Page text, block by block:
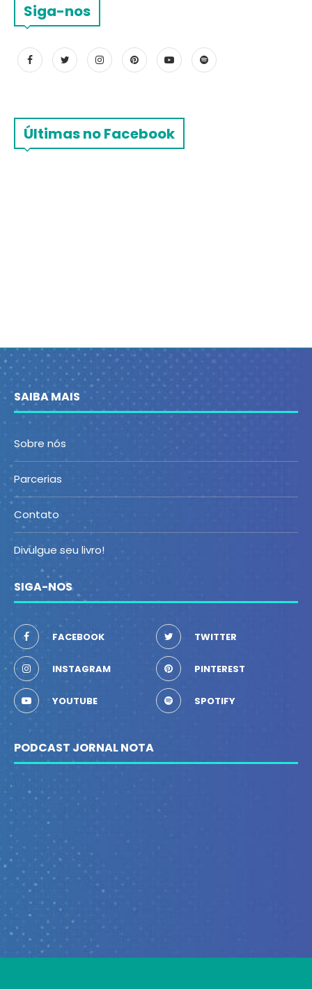
Siga-nos
Últimas no Facebook
SAIBA MAIS
Sobre nós
Parcerias
Contato
Divulgue seu livro!
SIGA-NOS
FACEBOOK TWITTER
INSTAGRAM PINTEREST
YOUTUBE SPOTIFY
PODCAST JORNAL NOTA